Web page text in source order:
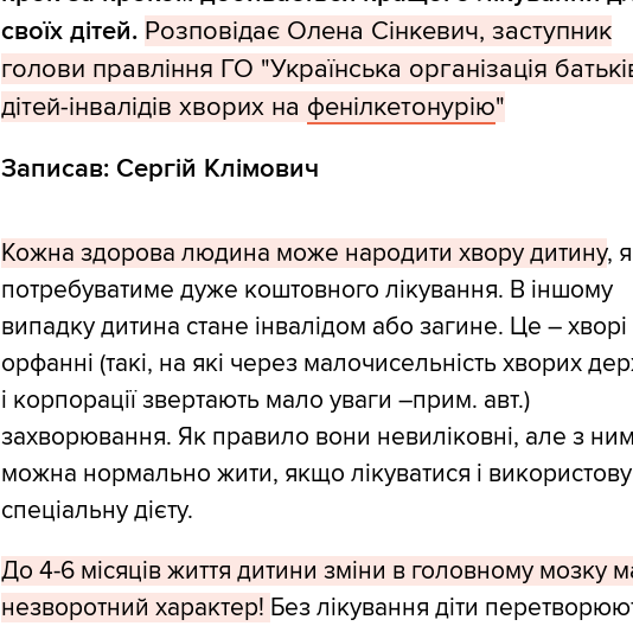
своїх дітей. Розповідає Олена Сінкевич, заступник
голови правління ГО "Українська організація
дітей-інвалідів хворих на фенілкетонурію"
Записав: Сергій Клімович
Кожна здорова людина може народити хвору дитину,
потребуватиме дуже коштовного лікування. В іншому
випадку дитина стане інвалідом або загине. Це –
орфанні (такі, на які через малочисельність хворих
і корпорації звертають мало уваги –прим. авт.)
захворювання. Як правило вони невиліковні, але з
можна нормально жити, якщо лікуватися і
спеціальну дієту.
До 4-6 місяців життя дитини зміни в головному мозку
незворотний характер! Без лікування діти